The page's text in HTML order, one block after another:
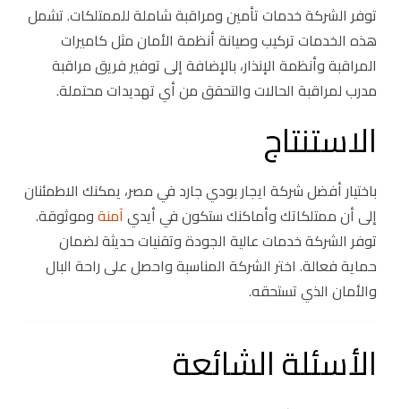
توفر الشركة خدمات تأمين ومراقبة شاملة للممتلكات. تشمل
هذه الخدمات تركيب وصيانة أنظمة الأمان مثل كاميرات
المراقبة وأنظمة الإنذار، بالإضافة إلى توفير فريق مراقبة
مدرب لمراقبة الحالات والتحقق من أي تهديدات محتملة.
الاستنتاج
باختيار أفضل شركة ايجار بودي جارد في مصر، يمكنك الاطمئنان
إلى أن ممتلكاتك وأماكنك ستكون في أيديآمنةوموثوقة.
توفر الشركة خدمات عالية الجودة وتقنيات حديثة لضمان
حماية فعالة. اختر الشركة المناسبة واحصل على راحة البال
والأمان الذي تستحقه.
الأسئلة الشائعة